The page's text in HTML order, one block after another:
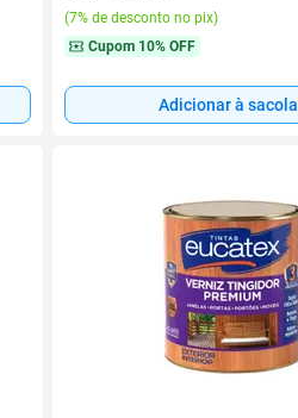
(7% de desconto no pix)
Cupom 10% OFF
Adicionar à sacola